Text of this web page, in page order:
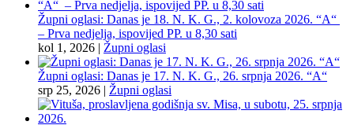
Župni oglasi: Danas je 18. N. K. G., 2. kolovoza 2026. “A“
– Prva nedjelja, ispovijed PP. u 8,30 sati
kol 1, 2026 | Župni oglasi
Župni oglasi: Danas je 17. N. K. G., 26. srpnja 2026. “A“
srp 25, 2026 | Župni oglasi